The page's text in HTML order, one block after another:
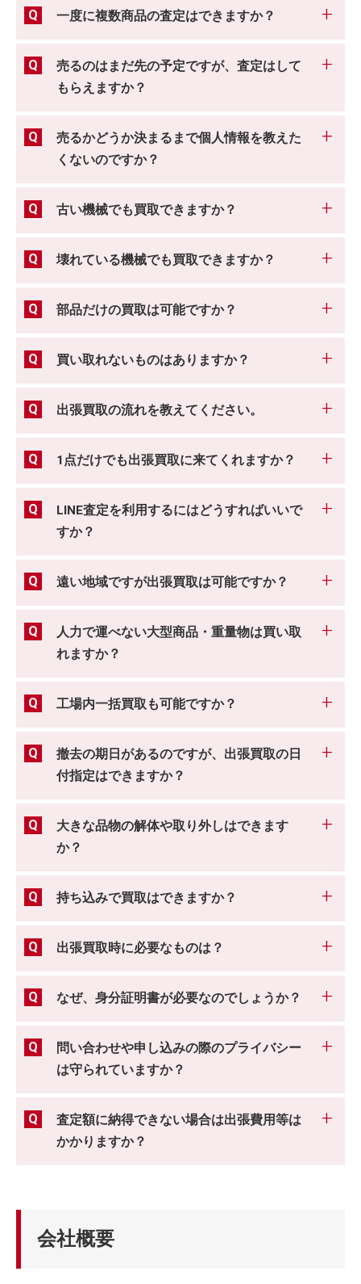
一度に複数商品の査定はできますか？
売るのはまだ先の予定ですが、査定はして
もらえますか？
売るかどうか決まるまで個人情報を教えた
くないのですか？
古い機械でも買取できますか？
壊れている機械でも買取できますか？
部品だけの買取は可能ですか？
買い取れないものはありますか？
出張買取の流れを教えてください。
1点だけでも出張買取に来てくれますか？
LINE査定を利用するにはどうすればいいで
すか？
遠い地域ですが出張買取は可能ですか？
人力で運べない大型商品・重量物は買い取
れますか？
工場内一括買取も可能ですか？
撤去の期日があるのですが、出張買取の日
付指定はできますか？
大きな品物の解体や取り外しはできます
か？
持ち込みで買取はできますか？
出張買取時に必要なものは？
なぜ、身分証明書が必要なのでしょうか？
問い合わせや申し込みの際のプライバシー
は守られていますか？
査定額に納得できない場合は出張費用等は
かかりますか？
会社概要